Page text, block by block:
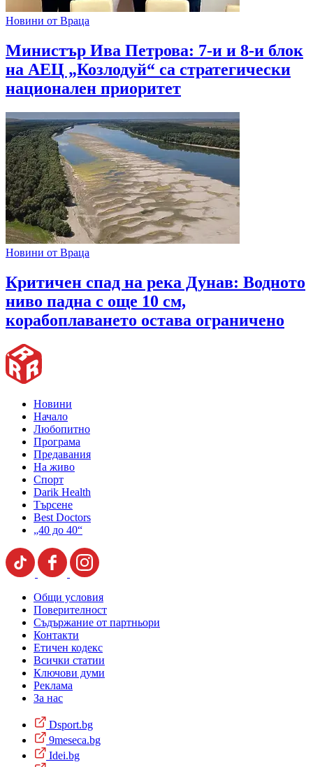
Новини от Враца
Министър Ива Петрова: 7-и и 8-и блок
на АЕЦ „Козлодуй“ са стратегически
национален приоритет
Новини от Враца
Критичен спад на река Дунав: Водното
ниво падна с още 10 см,
корабоплаването остава ограничено
Новини
Начало
Любопитно
Програма
Предавания
На живо
Спорт
Darik Health
Търсене
Best Doctors
„40 до 40“
Общи условия
Поверителност
Съдържание от партньори
Контакти
Етичен кодекс
Всички статии
Ключови думи
Реклама
За нас
Dsport.bg
9meseca.bg
Idei.bg